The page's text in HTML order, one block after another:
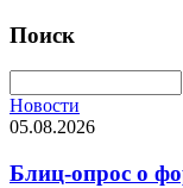
Поиск
Новости
05.08.2026
Блиц-опрос о